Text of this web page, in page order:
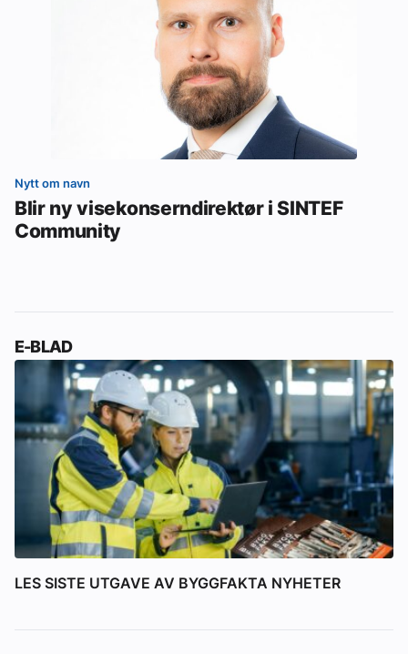
Nytt om navn
Blir ny visekonserndirektør i SINTEF
Community
E-BLAD
LES SISTE UTGAVE AV BYGGFAKTA NYHETER